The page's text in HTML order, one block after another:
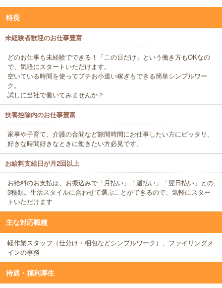
特長
未経験者歓迎のお仕事豊富
どのお仕事も未経験でできる！「この日だけ」という働き方もOKなの
で、気軽にスタートいただけます。
空いている時間を使ってプチお小遣い稼ぎもできる簡単シンプルワー
ク。
試しに当社で働いてみませんか？
扶養控除内のお仕事豊富
家事や子育て、介護の合間など隙間時間にお仕事したい方にピッタリ。
好きな時間好きなときに働きたい方必見です。
お給料支給日が月2回以上
お給料のお支払は、お振込みで「月払い」「週払い」「翌日払い」との
3種類。生活スタイルに合わせて選ぶことができるので、気軽にスター
トいただけます
主な対応職種
軽作業スタッフ（仕分け・梱包などシンプルワーク）、ファイリングメ
インの事務
待遇・福利厚生